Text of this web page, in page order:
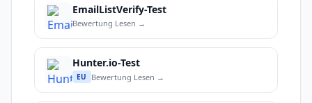
EmailListVerify-Test
Bewertung Lesen →
Hunter.io-Test
EU Bewertung Lesen →